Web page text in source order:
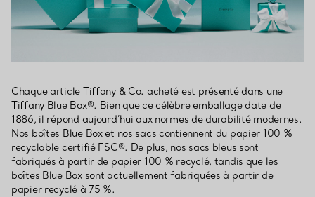
Chaque article Tiffany & Co. acheté est présenté dans une
Tiffany Blue Box®. Bien que ce célèbre emballage date de
1886, il répond aujourd’hui aux normes de durabilité modernes.
Nos boîtes Blue Box et nos sacs contiennent du papier 100 %
recyclable certifié FSC®. De plus, nos sacs bleus sont
fabriqués à partir de papier 100 % recyclé, tandis que les
boîtes Blue Box sont actuellement fabriquées à partir de
papier recyclé à 75 %.